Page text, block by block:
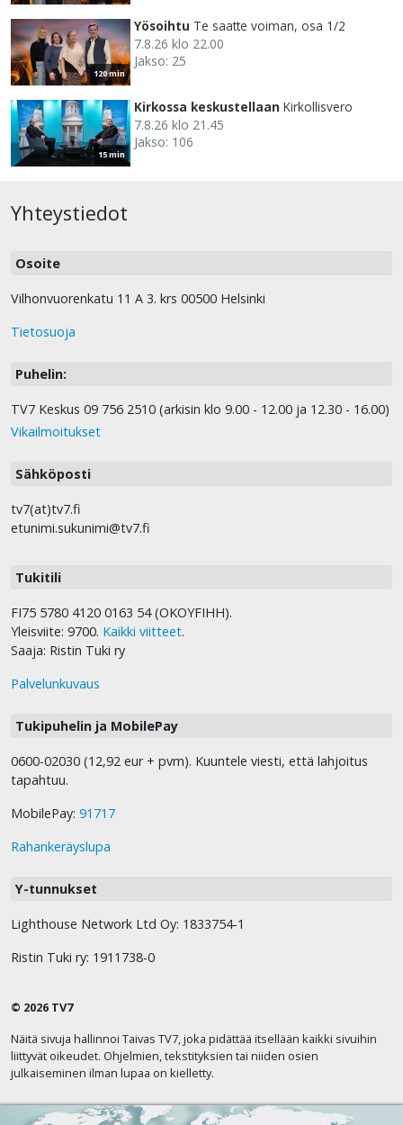
120 min
Yösoihtu Te saatte voiman, osa 1/2
7.8.26 klo 22.00
Jakso: 25
15 min
Kirkossa keskustellaan Kirkollisvero
7.8.26 klo 21.45
Jakso: 106
Yhteystiedot
Osoite
Vilhonvuorenkatu 11 A 3. krs 00500 Helsinki
Tietosuoja
Puhelin:
TV7 Keskus 09 756 2510 (arkisin klo 9.00 - 12.00 ja 12.30 - 16.00)
Vikailmoitukset
Sähköposti
tv7(at)tv7.fi
etunimi.sukunimi@tv7.fi
Tukitili
FI75 5780 4120 0163 54 (OKOYFIHH).
Yleisviite: 9700. Kaikki viitteet.
Saaja: Ristin Tuki ry
Palvelunkuvaus
Tukipuhelin ja MobilePay
0600-02030 (12,92 eur + pvm). Kuuntele viesti, että lahjoitus
tapahtuu.
MobilePay: 91717
Rahankeräyslupa
Y-tunnukset
Lighthouse Network Ltd Oy: 1833754-1
Ristin Tuki ry: 1911738-0
© 2026 TV7
Näitä sivuja hallinnoi Taivas TV7, joka pidättää itsellään kaikki sivuihin
liittyvät oikeudet. Ohjelmien, tekstityksien tai niiden osien
julkaiseminen ilman lupaa on kielletty.